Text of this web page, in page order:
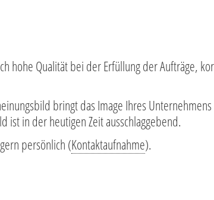
hohe Qualität bei der Erfüllung der Aufträge,
bringt das Image Ihres
ist in der heutigen Zeit ausschlaggebend.
persönlich (Kontaktaufnahme).